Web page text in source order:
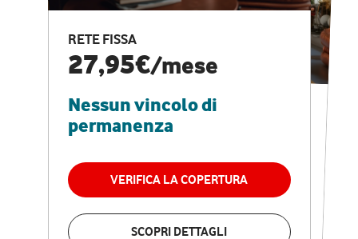
RETE FISSA
27,95€/mese
Nessun vincolo di
permanenza
VERIFICA LA COPERTURA
SCOPRI DETTAGLI
CASA PRO
Internet veloce e
vantaggi speciali
RETE FISSA + VODAFONE CLUB
29,95€
permanenza
VERIFICA LA COPERTURA